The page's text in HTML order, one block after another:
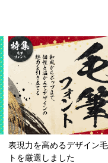
表現力を高めるデザイン
トを厳選しました